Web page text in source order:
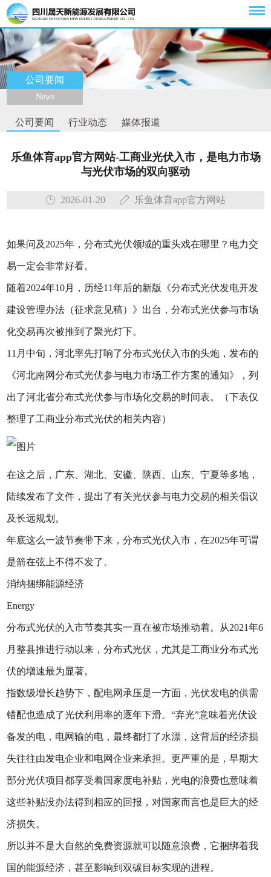
公司要闻
News
公司要闻 行业动态 媒体报道
乐鱼体育app官方网站-工商业光伏入市，是电力市场
与光伏市场的双向驱动
2026-01-20 乐鱼体育app官方网站
如果问及2025年，分布式光伏领域的重头戏在哪里？电力交
易一定会非常好看。
随着2024年10月，历经11年后的新版《分布式光伏发电开发
建设管理办法（征求意见稿）》出台，分布式光伏参与市场
化交易再次被推到了聚光灯下。
11月中旬，河北率先打响了分布式光伏入市的头炮，发布的
《河北南网分布式光伏参与电力市场工作方案的通知》，列
出了河北省分布式光伏参与市场化交易的时间表。（下表仅
整理了工商业分布式光伏的相关内容）
在这之后，广东、湖北、安徽、陕西、山东、宁夏等多地，
陆续发布了文件，提出了有关光伏参与电力交易的相关倡议
及长远规划。
年底这么一波节奏带下来，分布式光伏入市，在2025年可谓
是箭在弦上不得不发了。
消纳捆绑能源经济
Energy
分布式光伏的入市节奏其实一直在被市场推动着。从2021年6
月整县推进行动以来，分布式光伏，尤其是工商业分布式光
伏的增速最为显著。
指数级增长趋势下，配电网承压是一方面，光伏发电的供需
错配也造成了光伏利用率的逐年下滑。“弃光”意味着光伏设
备发的电，电网输的电，最终都打了水漂，这背后的经济损
失往往由发电企业和电网企业来承担。更严重的是，早期大
部分光伏项目都享受着国家度电补贴，光电的浪费也意味着
这些补贴没办法得到相应的回报，对国家而言也是巨大的经
济损失。
所以并不是大自然的免费资源就可以随意浪费，它捆绑着我
国的能源经济，甚至影响到双碳目标实现的进程。